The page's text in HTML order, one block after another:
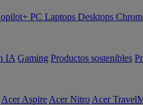
PC Laptops Desktops
IA Gaming Productos sostenibles
Acer Aspire Acer Nitro Acer